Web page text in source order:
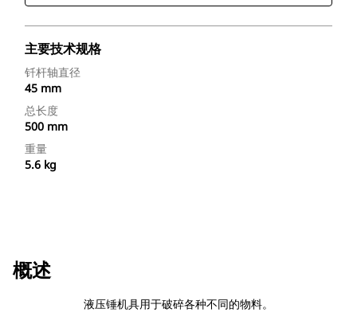
主要技术规格
钎杆轴直径
45 mm
总长度
500 mm
重量
5.6 kg
概述
液压锤机具用于破碎各种不同的物料。